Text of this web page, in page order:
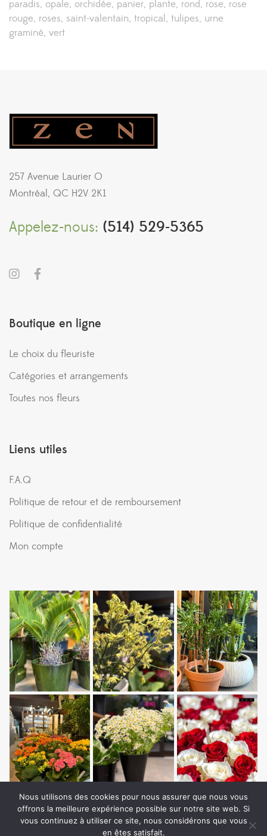
paradis opale orchidée panier plante rond rose rose
rouge roses saint-valentain tropical tulipes urne
graminé vert
257 Avenue Laurier O
Montréal, QC H2V 2K1
Appelez-nous: (514) 529-5365
Boutique en ligne
Le choix du fleuriste
Catégories et arrangements
Toutes nos fleurs
Liens utiles
F.A.Q
Politique de retour et de remboursement
Politique de confidentialité
Mon compte
Nous utilisons des cookies pour nous assurer que nous vous
offrons la meilleure expérience possible sur notre site web. Si
vous continuez à utiliser ce site, nous considérons que vous
en êtes satisfait.